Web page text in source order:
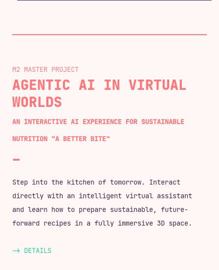
M2 MASTER
AGENTIC AI IN VIRTUAL
WORLDS
AN INTERACTIVE AI EXPERIENCE FOR SUSTAINABLE
NUTRITION "A BETTER BITE"
Step into the kitchen of tomorrow. Interact
directly with an intelligent virtual assistant
and learn how to prepare sustainable, future-
forward recipes in a fully immersive 3D space.
-> DETAILS